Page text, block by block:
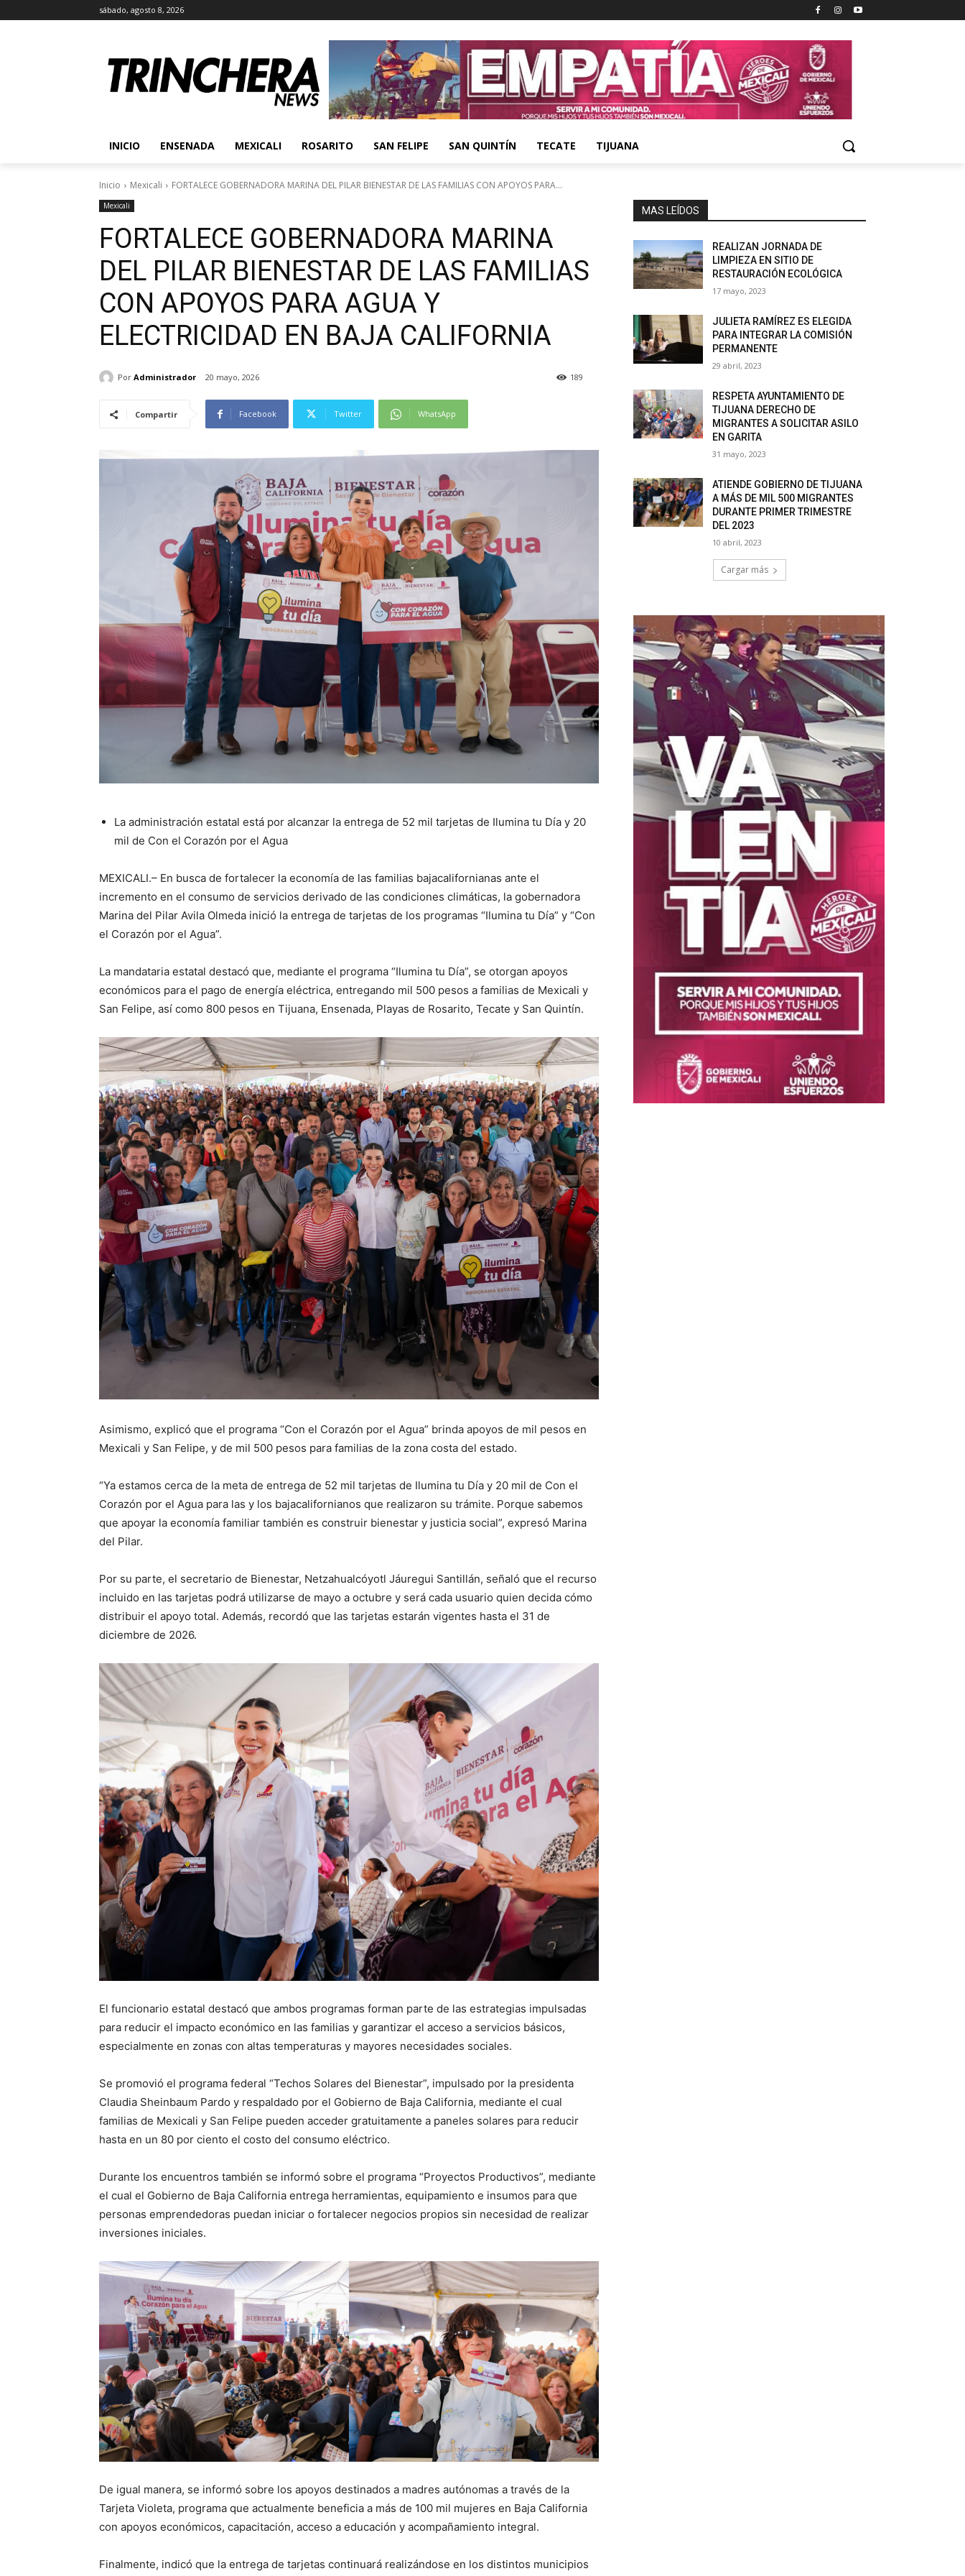
sábado, agosto 8, 2026
INICIO ENSENADA MEXICALI ROSARITO SAN FELIPE SAN QUINTÍN TECATE TIJUANA
Inicio Mexicali FORTALECE GOBERNADORA MARINA DEL PILAR BIENESTAR DE LAS FAMILIAS CON APOYOS PARA...
Mexicali
FORTALECE GOBERNADORA MARINA
DEL PILAR BIENESTAR DE LAS FAMILIAS
CON APOYOS PARA AGUA Y
ELECTRICIDAD EN BAJA CALIFORNIA
Por Administrador 20 mayo, 2026 189
Compartir Facebook Twitter WhatsApp
La administración estatal está por alcanzar la entrega de 52 mil tarjetas de Ilumina tu Día y 20
mil de Con el Corazón por el Agua
MEXICALI.– En busca de fortalecer la economía de las familias bajacalifornianas ante el
incremento en el consumo de servicios derivado de las condiciones climáticas, la gobernadora
Marina del Pilar Avila Olmeda inició la entrega de tarjetas de los programas “Ilumina tu Día” y “Con
el Corazón por el Agua”.
La mandataria estatal destacó que, mediante el programa “Ilumina tu Día”, se otorgan apoyos
económicos para el pago de energía eléctrica, entregando mil 500 pesos a familias de Mexicali y
San Felipe, así como 800 pesos en Tijuana, Ensenada, Playas de Rosarito, Tecate y San Quintín.
Asimismo, explicó que el programa “Con el Corazón por el Agua” brinda apoyos de mil pesos en
Mexicali y San Felipe, y de mil 500 pesos para familias de la zona costa del estado.
“Ya estamos cerca de la meta de entrega de 52 mil tarjetas de Ilumina tu Día y 20 mil de Con el
Corazón por el Agua para las y los bajacalifornianos que realizaron su trámite. Porque sabemos
que apoyar la economía familiar también es construir bienestar y justicia social”, expresó Marina
del Pilar.
Por su parte, el secretario de Bienestar, Netzahualcóyotl Jáuregui Santillán, señaló que el recurso
incluido en las tarjetas podrá utilizarse de mayo a octubre y será cada usuario quien decida cómo
distribuir el apoyo total. Además, recordó que las tarjetas estarán vigentes hasta el 31 de
diciembre de 2026.
El funcionario estatal destacó que ambos programas forman parte de las estrategias impulsadas
para reducir el impacto económico en las familias y garantizar el acceso a servicios básicos,
especialmente en zonas con altas temperaturas y mayores necesidades sociales.
Se promovió el programa federal “Techos Solares del Bienestar”, impulsado por la presidenta
Claudia Sheinbaum Pardo y respaldado por el Gobierno de Baja California, mediante el cual
familias de Mexicali y San Felipe pueden acceder gratuitamente a paneles solares para reducir
hasta en un 80 por ciento el costo del consumo eléctrico.
Durante los encuentros también se informó sobre el programa “Proyectos Productivos”, mediante
el cual el Gobierno de Baja California entrega herramientas, equipamiento e insumos para que
personas emprendedoras puedan iniciar o fortalecer negocios propios sin necesidad de realizar
inversiones iniciales.
De igual manera, se informó sobre los apoyos destinados a madres autónomas a través de la
Tarjeta Violeta, programa que actualmente beneficia a más de 100 mil mujeres en Baja California
con apoyos económicos, capacitación, acceso a educación y acompañamiento integral.
Finalmente, indicó que la entrega de tarjetas continuará realizándose en los distintos municipios
MAS LEÍDOS
REALIZAN JORNADA DE
LIMPIEZA EN SITIO DE
RESTAURACIÓN ECOLÓGICA
17 mayo, 2023
JULIETA RAMÍREZ ES ELEGIDA
PARA INTEGRAR LA COMISIÓN
PERMANENTE
29 abril, 2023
RESPETA AYUNTAMIENTO DE
TIJUANA DERECHO DE
MIGRANTES A SOLICITAR ASILO
EN GARITA
31 mayo, 2023
ATIENDE GOBIERNO DE TIJUANA
A MÁS DE MIL 500 MIGRANTES
DURANTE PRIMER TRIMESTRE
DEL 2023
10 abril, 2023
Cargar más